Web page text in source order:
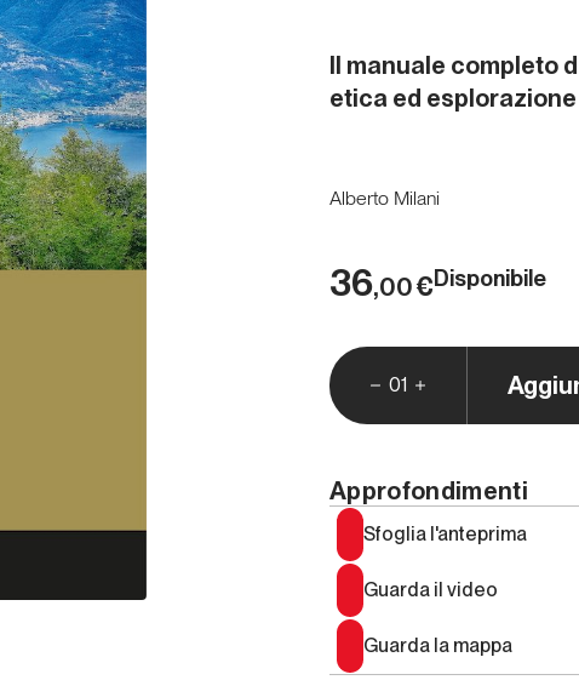
Il manuale completo
etica ed esplorazione
Alberto Milani
36,00€Disponibile
01
Approfondimenti
Sfoglia l'anteprima
Guarda il video
Guarda la mappa